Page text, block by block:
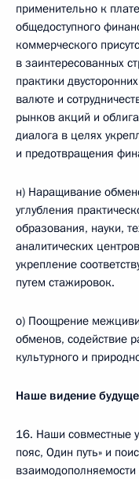
применительно к
общедоступного
коммерческого
в заинтересованных
практики
валюте и
рынков акций и
диалога в целях
и предотвращения
н) Наращивание
углубления
образования, науки,
аналитических
укрепление
путем стажировок.
о) Поощрение
обменов, содействие
культурного и
Наше видение
16. Наши совместные
пояс, Один путь» и
взаимодополняемости